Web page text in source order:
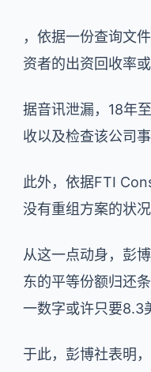
，依据一份查询文
资者的出资回收率
据音讯泄漏，18年
收以及检查该公司
此外，依据FTI
没有重组方案的状
从这一点动身，彭
东的平等份额归还
一数字或许只要8.3
于此，彭博社表明